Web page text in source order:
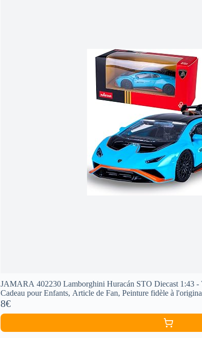
JAMARA 402230 Lamborghini Huracán STO Diecast 1:43 -
Cadeau pour Enfants, Article de Fan, Peinture fidèle à
8€